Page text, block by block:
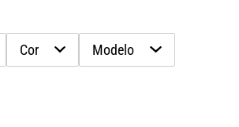
Cor Modelo